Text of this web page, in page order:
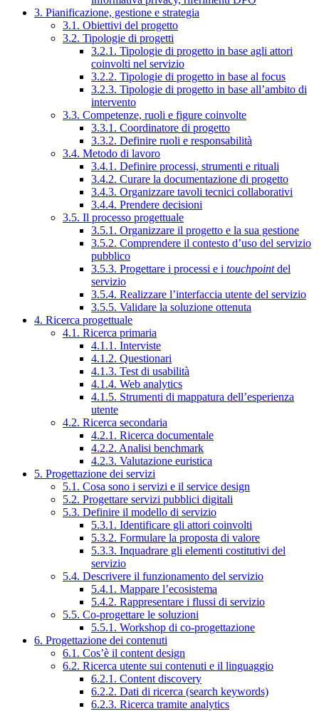
3. Pianificazione, gestione e strategia
3.1. Obiettivi del progetto
3.2. Tipologie di progetti
3.2.1. Tipologie di progetto in base agli attori
coinvolti nel servizio
3.2.2. Tipologie di progetto in base al focus
3.2.3. Tipologie di progetto in base all’ambito di
intervento
3.3. Competenze, ruoli e figure coinvolte
3.3.1. Coordinatore di progetto
3.3.2. Definire ruoli e responsabilità
3.4. Metodo di lavoro
3.4.1. Definire processi, strumenti e rituali
3.4.2. Curare la documentazione di progetto
3.4.3. Organizzare tavoli tecnici collaborativi
3.4.4. Prendere decisioni
3.5. Il processo progettuale
3.5.1. Organizzare il progetto e la sua gestione
3.5.2. Comprendere il contesto d’uso del servizio
pubblico
3.5.3. Progettare i processi e i touchpointdel
servizio
3.5.4. Realizzare l’interfaccia utente del servizio
3.5.5. Validare la soluzione ottenuta
4. Ricerca progettuale
4.1. Ricerca primaria
4.1.1. Interviste
4.1.2. Questionari
4.1.3. Test di usabilità
4.1.4. Web analytics
4.1.5. Strumenti di mappatura dell’esperienza
utente
4.2. Ricerca secondaria
4.2.1. Ricerca documentale
4.2.2. Analisi benchmark
4.2.3. Valutazione euristica
5. Progettazione dei servizi
5.1. Cosa sono i servizi e il service design
5.2. Progettare servizi pubblici digitali
5.3. Definire il modello di servizio
5.3.1. Identificare gli attori coinvolti
5.3.2. Formulare la proposta di valore
5.3.3. Inquadrare gli elementi costitutivi del
servizio
5.4. Descrivere il funzionamento del servizio
5.4.1. Mappare l’ecosistema
5.4.2. Rappresentare i flussi di servizio
5.5. Co-progettare le soluzioni
5.5.1. Workshop di co-progettazione
6. Progettazione dei contenuti
6.1. Cos’è il content design
6.2. Ricerca utente sui contenuti e il linguaggio
6.2.1. Content discovery
6.2.2. Dati di ricerca (search keywords)
6.2.3. Ricerca tramite analytics